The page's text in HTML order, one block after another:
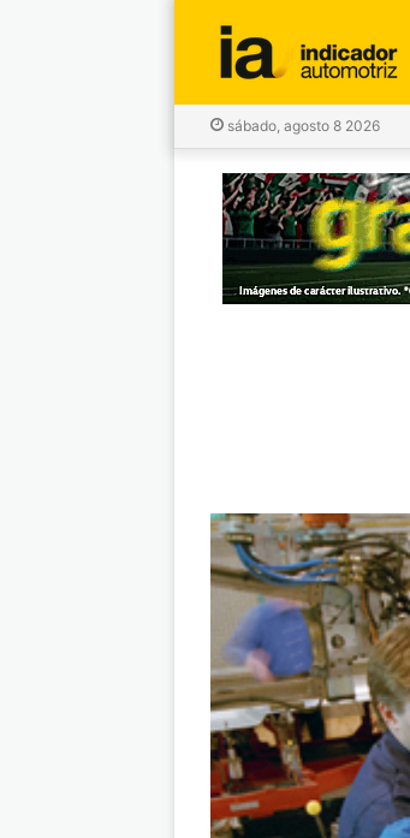
sábado, agosto 8 2026